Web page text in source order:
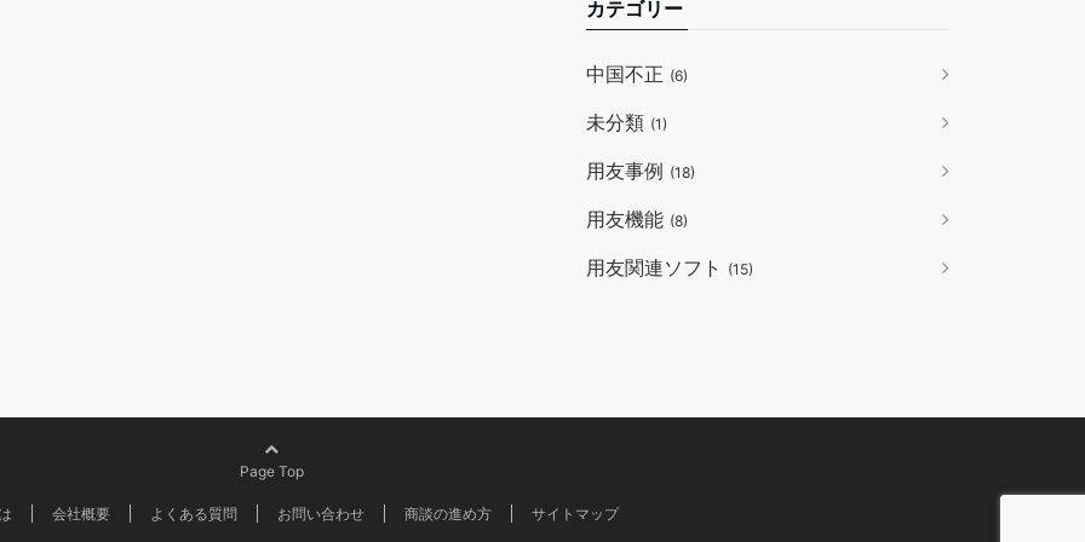
カテゴリー
中国不正 (6)
未分類 (1)
用友事例 (18)
用友機能 (8)
用友関連ソフト (15)
Page Top
会社概要 よくある質問 お問い合わせ 商談の進め方 サイトマップ